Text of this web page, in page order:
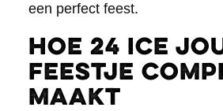
een perfect feest.
Hoe 24 ICE
feestje
maakt